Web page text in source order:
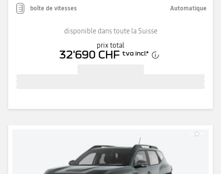
boîte de vitesses Automatique
disponible dans toute la Suisse
prix total
32'690 CHF tva incl.*